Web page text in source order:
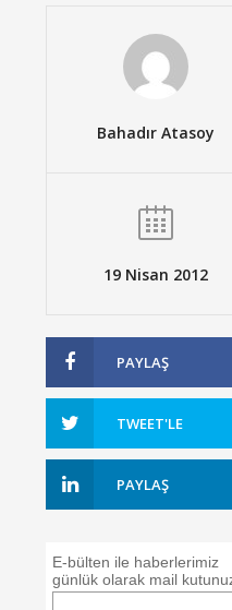
Bahadır Atasoy
19 Nisan 2012
PAYLAŞ
TWEET'LE
PAYLAŞ
E-bülten ile haberlerimiz
günlük olarak mail